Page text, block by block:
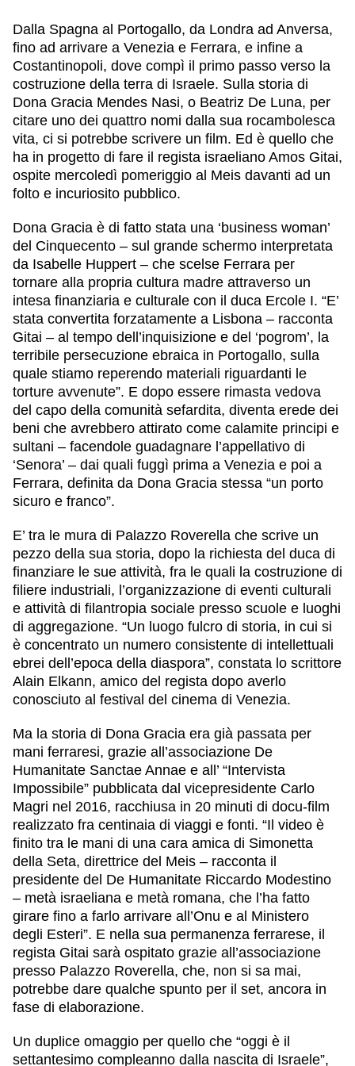
Dalla Spagna al Portogallo, da Londra ad Anversa,
fino ad arrivare a Venezia e Ferrara, e infine a
Costantinopoli, dove compì il primo passo verso la
costruzione della terra di Israele. Sulla storia di
Dona Gracia Mendes Nasi, o Beatriz De Luna, per
citare uno dei quattro nomi dalla sua rocambolesca
vita, ci si potrebbe scrivere un film. Ed è quello che
ha in progetto di fare il regista israeliano Amos Gitai,
ospite mercoledì pomeriggio al Meis davanti ad un
folto e incuriosito pubblico.
Dona Gracia è di fatto stata una ‘business woman’
del Cinquecento – sul grande schermo interpretata
da Isabelle Huppert – che scelse Ferrara per
tornare alla propria cultura madre attraverso un
intesa finanziaria e culturale con il duca Ercole I. “E’
stata convertita forzatamente a Lisbona – racconta
Gitai – al tempo dell’inquisizione e del ‘pogrom’, la
terribile persecuzione ebraica in Portogallo, sulla
quale stiamo reperendo materiali riguardanti le
torture avvenute”. E dopo essere rimasta vedova
del capo della comunità sefardita, diventa erede dei
beni che avrebbero attirato come calamite principi e
sultani – facendole guadagnare l’appellativo di
‘Senora’ – dai quali fuggì prima a Venezia e poi a
Ferrara, definita da Dona Gracia stessa “un porto
sicuro e franco”.
E’ tra le mura di Palazzo Roverella che scrive un
pezzo della sua storia, dopo la richiesta del duca di
finanziare le sue attività, fra le quali la costruzione di
filiere industriali, l’organizzazione di eventi culturali
e attività di filantropia sociale presso scuole e luoghi
di aggregazione. “Un luogo fulcro di storia, in cui si
è concentrato un numero consistente di intellettuali
ebrei dell’epoca della diaspora”, constata lo scrittore
Alain Elkann, amico del regista dopo averlo
conosciuto al festival del cinema di Venezia.
Ma la storia di Dona Gracia era già passata per
mani ferraresi, grazie all’associazione De
Humanitate Sanctae Annae e all’ “Intervista
Impossibile” pubblicata dal vicepresidente Carlo
Magri nel 2016, racchiusa in 20 minuti di docu-film
realizzato fra centinaia di viaggi e fonti. “Il video è
finito tra le mani di una cara amica di Simonetta
della Seta, direttrice del Meis – racconta il
presidente del De Humanitate Riccardo Modestino
– metà israeliana e metà romana, che l’ha fatto
girare fino a farlo arrivare all’Onu e al Ministero
degli Esteri”. E nella sua permanenza ferrarese, il
regista Gitai sarà ospitato grazie all’associazione
presso Palazzo Roverella, che, non si sa mai,
potrebbe dare qualche spunto per il set, ancora in
fase di elaborazione.
Un duplice omaggio per quello che “oggi è il
settantesimo compleanno dalla nascita di Israele”,